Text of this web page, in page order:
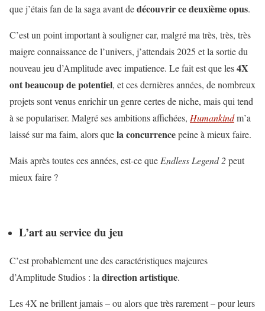
que j’étais fan de la saga avant dedécouvrir ce deuxième opus.
C’est un point important à souligner car, malgré ma très, très, très
maigre connaissance de l’univers, j’attendais 2025 et la sortie du
nouveau jeu d’Amplitude avec impatience. Le fait est que les4X
ont beaucoup de potentiel, et ces dernières années, de nombreux
projets sont venus enrichir un genre certes de niche, mais qui tend
à se populariser. Malgré ses ambitions affichées, Humankindm’a
laissé sur ma faim, alors quela concurrencepeine à mieux faire.
Mais après toutes ces années, est-ce que Endless Legend 2peut
mieux faire ?
L’art au service du jeu
C’est probablement une des caractéristiques majeures
d’Amplitude Studios : ladirection artistique.
Les 4X ne brillent jamais – ou alors que très rarement – pour leurs